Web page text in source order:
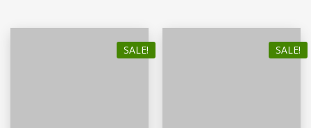
SALE! SALE!